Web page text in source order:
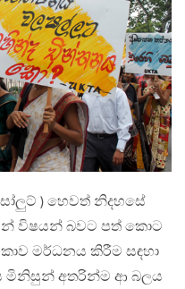
) හෙවත් නිදහසේ
විෂයන් බවට පත් කොට
මර්ධනය කිරීම සඳහා
මිනිසුන් අතරින්ම ආ බලය